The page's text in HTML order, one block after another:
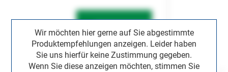
Wir möchten hier gerne auf Sie abgestimmte
Produktempfehlungen anzeigen. Leider haben
Sie uns hierfür keine Zustimmung gegeben.
Wenn Sie diese anzeigen möchten, stimmen Sie